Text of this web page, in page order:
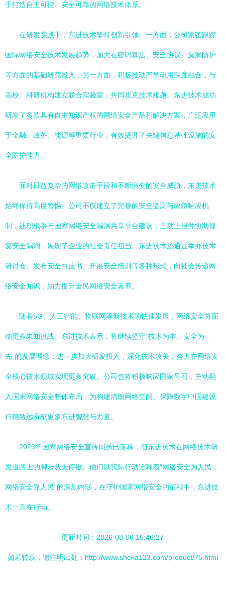
于打造自主可控、安全可靠的网络技术体系。
在研发实践中，东进技术坚持创新引领。一方面，公司紧密跟踪
国际网络安全技术发展趋势，加大在密码算法、安全协议、漏洞防护
等方面的基础研究投入；另一方面，积极推动产学研用深度融合，与
高校、科研机构建立联合实验室，共同攻克技术难题。东进技术成功
研发了多款具有自主知识产权的网络安全产品和解决方案，广泛应用
于金融、政务、能源等重要行业，有效提升了关键信息基础设施的安
全防护能力。
面对日益复杂的网络攻击手段和不断演变的安全威胁，东进技术
始终保持高度警惕。公司不仅建立了完善的安全监测与应急响应机
制，还积极参与国家网络安全漏洞共享平台建设，主动上报并协助修
复安全漏洞，展现了企业的社会责任担当。东进技术还通过举办技术
研讨会、发布安全白皮书、开展安全培训等多种形式，向社会传递网
络安全知识，助力提升全民网络安全素养。
随着5G、人工智能、物联网等新技术的快速发展，网络安全将面
临更多未知挑战。东进技术表示，将继续坚守“技术为本、安全为
先”的发展理念，进一步加大研发投入，深化技术攻关，努力在网络安
全核心技术领域实现更多突破。公司也将积极响应国家号召，主动融
入国家网络安全整体布局，为构建清朗网络空间、保障数字中国建设
行稳致远贡献更多东进智慧与力量。
2023年国家网络安全宣传周虽已落幕，但东进技术在网络技术研
发道路上的脚步从未停歇。他们以实际行动诠释着“网络安全为人民，
网络安全靠人民”的深刻内涵，在守护国家网络安全的征程中，东进技
术一直在行动。
更新时间：2026-08-06 15:46:27
如若转载，请注明出处：http://www.sheka123.com/product/75.html